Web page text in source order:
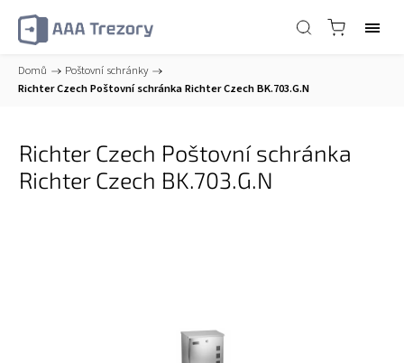
Domů / Poštovní schránky /
Richter Czech Poštovní schránka Richter Czech BK.703.G.N
Richter Czech Poštovní schránka
Richter Czech BK.703.G.N